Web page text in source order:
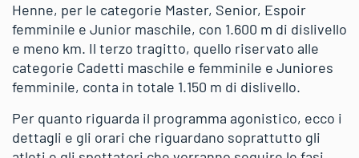
Henne, per le categorie Master, Senior, Espoir
femminile e Junior maschile, con 1.600 m di dislivello
e meno km. Il terzo tragitto, quello riservato alle
categorie Cadetti maschile e femminile e Juniores
femminile, conta in totale 1.150 m di dislivello.
Per quanto riguarda il programma agonistico, ecco i
dettagli e gli orari che riguardano soprattutto gli